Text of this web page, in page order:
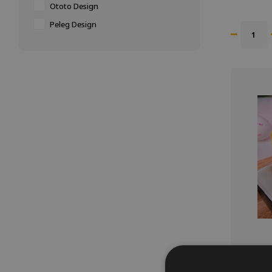
Ototo Design
Peleg Design